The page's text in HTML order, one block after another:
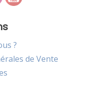
?
de Vente